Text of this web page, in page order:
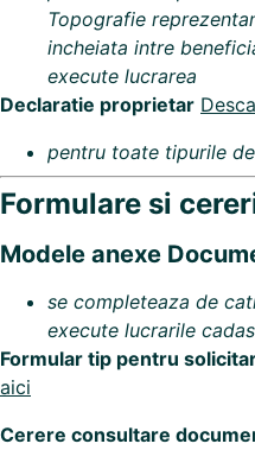
Topografie
incheiata intre
execute lucrarea
Declaratie proprietar
pentru toate tipurile
Formulare si
Modele anexe
se completeaza de
execute lucrarile
Formular tip pentru
aici
Cerere consultare